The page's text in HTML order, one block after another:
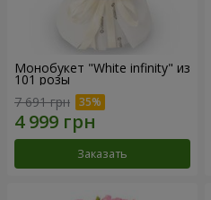
Монобукет "White infinity" из
101 розы
7 691 грн
Заказать